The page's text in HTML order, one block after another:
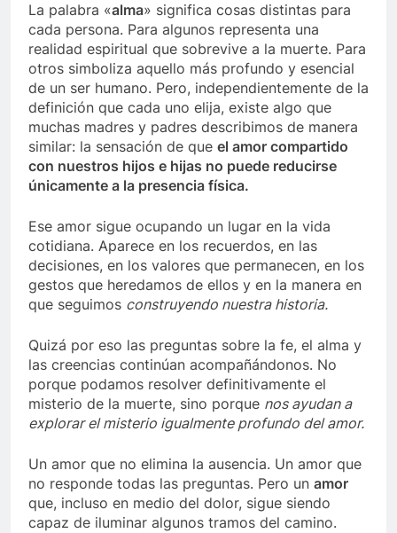
La palabra «alma» significa cosas distintas para
cada persona. Para algunos representa una
realidad espiritual que sobrevive a la muerte. Para
otros simboliza aquello más profundo y esencial
de un ser humano. Pero, independientemente de la
definición que cada uno elija, existe algo que
muchas madres y padres describimos de manera
similar: la sensación de que el amor compartido
con nuestros hijos e hijas no puede reducirse
únicamente a la presencia física.
Ese amor sigue ocupando un lugar en la vida
cotidiana. Aparece en los recuerdos, en las
decisiones, en los valores que permanecen, en los
gestos que heredamos de ellos y en la manera en
que seguimos construyendo nuestra historia.
Quizá por eso las preguntas sobre la fe, el alma y
las creencias continúan acompañándonos. No
porque podamos resolver definitivamente el
misterio de la muerte, sino porque nos ayudan a
explorar el misterio igualmente profundo del amor.
Un amor que no elimina la ausencia. Un amor que
no responde todas las preguntas. Pero un amor
que, incluso en medio del dolor, sigue siendo
capaz de iluminar algunos tramos del camino.